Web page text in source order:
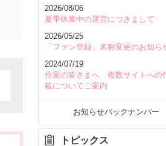
2026/08/06
夏季休業中の運営につきまして
2026/05/25
「ファン登録」名称変更のお知ら
2024/07/19
作家の皆さまへ 複数サイトへの
載についてご案内
お知らせバックナンバー
トピックス